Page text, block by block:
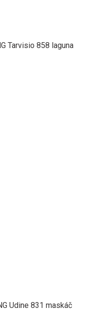
Tarvisio 858 laguna
Udine 831 maskáč